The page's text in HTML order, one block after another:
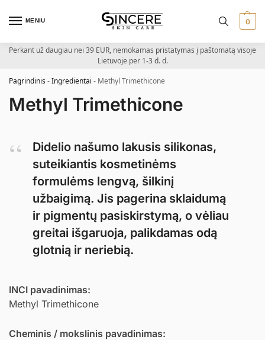
MENIU 0
Perkant už daugiau nei 39 EUR, nemokamas pristatymas į paštomatą visoje
Lietuvoje per 1-3 d. d.
Pagrindinis-Ingredientai - Methyl Trimethicone
Methyl Trimethicone
Didelio našumo lakusis silikonas,
suteikiantis kosmetinėms
formulėms lengvą, šilkinį
užbaigimą. Jis pagerina sklaidumą
ir pigmentų pasiskirstymą, o vėliau
greitai išgaruoja, palikdamas odą
glotnią ir neriebią.
INCI pavadinimas:
Methyl Trimethicone
Cheminis / mokslinis pavadinimas: